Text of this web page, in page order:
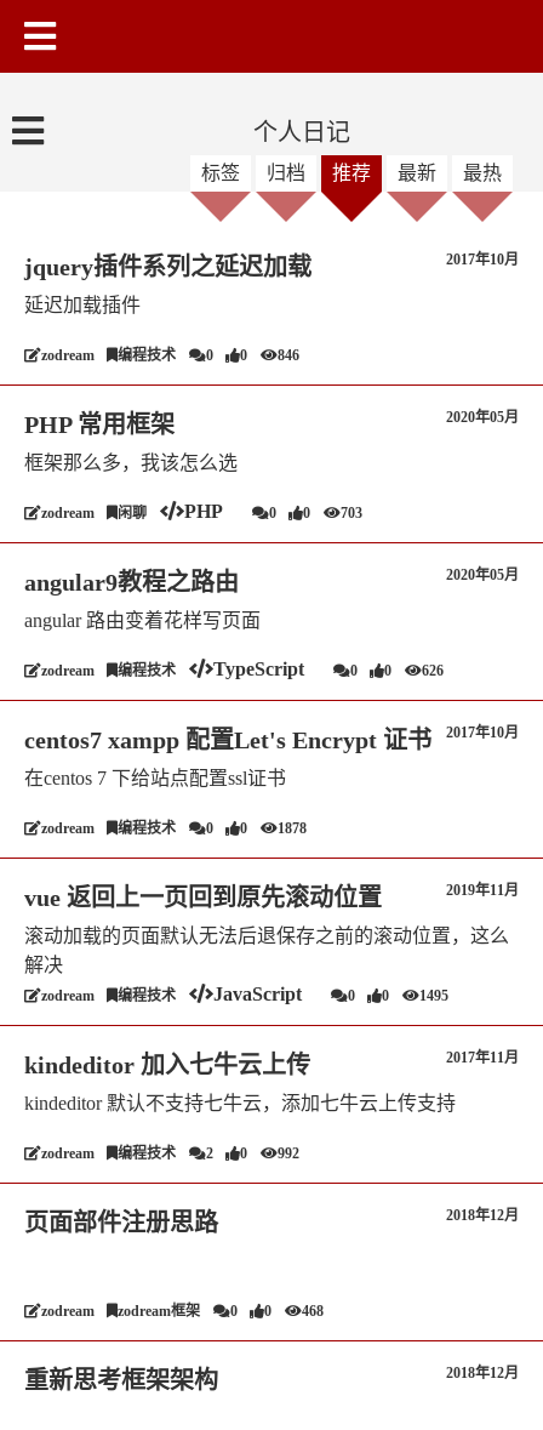
个人日记
标签 归档 推荐 最新 最热
jquery插件系列之延迟加载 2017年10月
延迟加载插件
zodream 编程技术 0 0 846
PHP 常用框架 2020年05月
框架那么多，我该怎么选
zodream 闲聊 PHP 0 0 703
angular9教程之路由 2020年05月
angular 路由变着花样写页面
zodream 编程技术 TypeScript 0 0 626
centos7 xampp 配置Let's Encrypt 证书 2017年10月
在centos 7 下给站点配置ssl证书
zodream 编程技术 0 0 1878
vue 返回上一页回到原先滚动位置 2019年11月
滚动加载的页面默认无法后退保存之前的滚动位置，这么
解决
zodream 编程技术 JavaScript 0 0 1495
kindeditor 加入七牛云上传 2017年11月
kindeditor 默认不支持七牛云，添加七牛云上传支持
zodream 编程技术 2 0 992
页面部件注册思路 2018年12月
zodream zodream框架 0 0 468
重新思考框架架构 2018年12月